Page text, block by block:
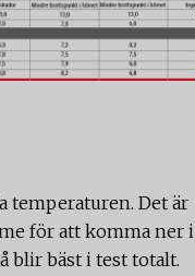
temperaturen. Det är
för att komma ner i
blir bäst i test totalt.